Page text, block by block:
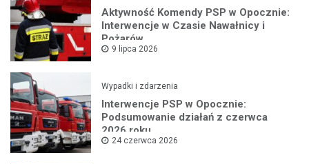
Aktywność Komendy PSP w Opocznie:
Interwencje w Czasie Nawałnicy i
Pożarów
9 lipca 2026
Wypadki i zdarzenia
Interwencje PSP w Opocznie:
Podsumowanie działań z czerwca
2026 roku
24 czerwca 2026